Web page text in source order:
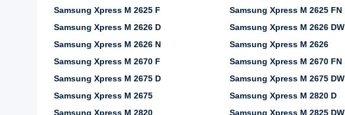
Samsung Xpress M 2625 F
Samsung Xpress M 2625 FN
Samsung Xpress M 2626 D
Samsung Xpress M 2626 DW
Samsung Xpress M 2626 N
Samsung Xpress M 2626
Samsung Xpress M 2670 F
Samsung Xpress M 2670 FN
Samsung Xpress M 2675 D
Samsung Xpress M 2675 DW
Samsung Xpress M 2675
Samsung Xpress M 2820 D
Samsung Xpress M 2820
Samsung Xpress M 2825 DW